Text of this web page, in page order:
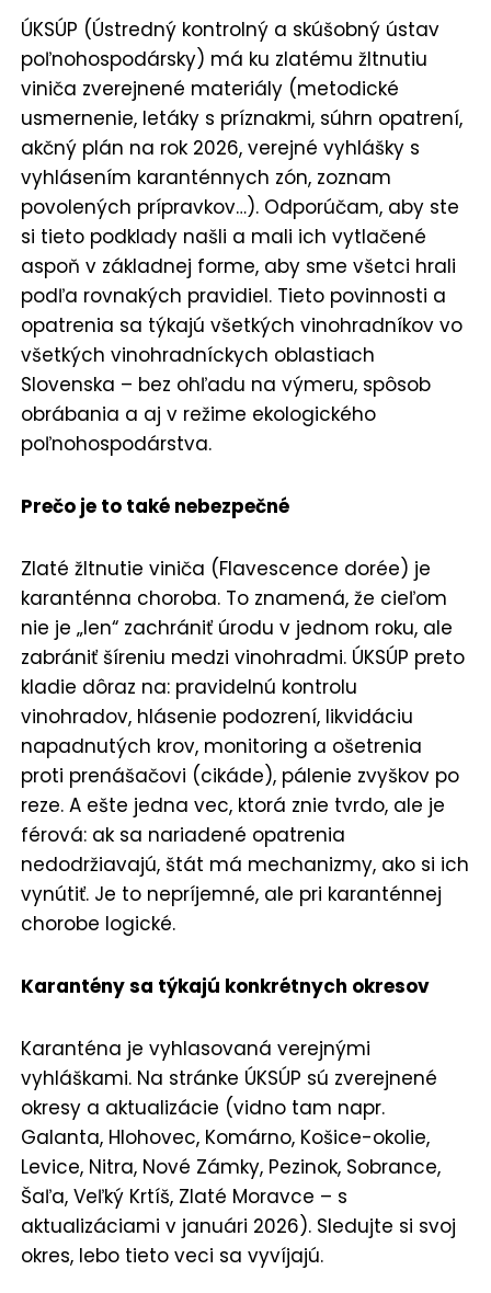
ÚKSÚP (Ústredný kontrolný a skúšobný ústav
poľnohospodársky) má ku zlatému žltnutiu
viniča zverejnené materiály (metodické
usmernenie, letáky s príznakmi, súhrn opatrení,
akčný plán na rok 2026, verejné vyhlášky s
vyhlásením karanténnych zón, zoznam
povolených prípravkov…). Odporúčam, aby ste
si tieto podklady našli a mali ich vytlačené
aspoň v základnej forme, aby sme všetci hrali
podľa rovnakých pravidiel. Tieto povinnosti a
opatrenia sa týkajú všetkých vinohradníkov vo
všetkých vinohradníckych oblastiach
Slovenska – bez ohľadu na výmeru, spôsob
obrábania a aj v režime ekologického
poľnohospodárstva.
Prečo je to také nebezpečné
Zlaté žltnutie viniča (Flavescence dorée) je
karanténna choroba. To znamená, že cieľom
nie je „len“ zachrániť úrodu v jednom roku, ale
zabrániť šíreniu medzi vinohradmi. ÚKSÚP preto
kladie dôraz na: pravidelnú kontrolu
vinohradov, hlásenie podozrení, likvidáciu
napadnutých krov, monitoring a ošetrenia
proti prenášačovi (cikáde), pálenie zvyškov po
reze. A ešte jedna vec, ktorá znie tvrdo, ale je
férová: ak sa nariadené opatrenia
nedodržiavajú, štát má mechanizmy, ako si ich
vynútiť. Je to nepríjemné, ale pri karanténnej
chorobe logické.
Karantény sa týkajú konkrétnych okresov
Karanténa je vyhlasovaná verejnými
vyhláškami. Na stránke ÚKSÚP sú zverejnené
okresy a aktualizácie (vidno tam napr.
Galanta, Hlohovec, Komárno, Košice-okolie,
Levice, Nitra, Nové Zámky, Pezinok, Sobrance,
Šaľa, Veľký Krtíš, Zlaté Moravce – s
aktualizáciami v januári 2026). Sledujte si svoj
okres, lebo tieto veci sa vyvíjajú.